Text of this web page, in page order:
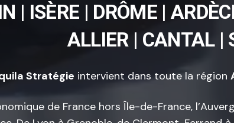
| ISÈRE | DRÔME |
ALLIER | CANTAL |
Stratégie intervient dans toute la région
de France hors Île-de-France,